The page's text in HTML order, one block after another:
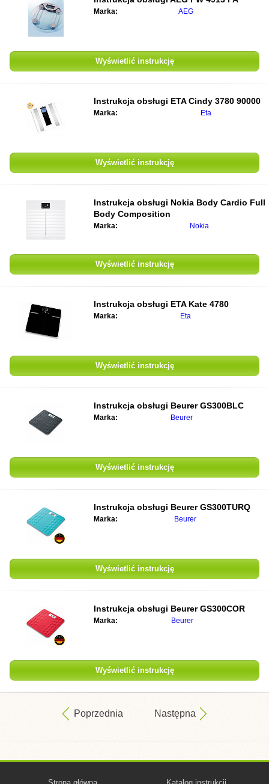
Marka: AEG
Wyświetlić instrukcję
Instrukcja obsługi ETA Cindy 3780 90000
Marka: Eta
Wyświetlić instrukcję
Instrukcja obsługi Nokia Body Cardio Full
Body Composition
Marka: Nokia
Wyświetlić instrukcję
Instrukcja obsługi ETA Kate 4780
Marka: Eta
Wyświetlić instrukcję
Instrukcja obsługi Beurer GS300BLC
Marka: Beurer
Wyświetlić instrukcję
Instrukcja obsługi Beurer GS300TURQ
Marka: Beurer
Wyświetlić instrukcję
Instrukcja obsługi Beurer GS300COR
Marka: Beurer
Wyświetlić instrukcję
Poprzednia Następna